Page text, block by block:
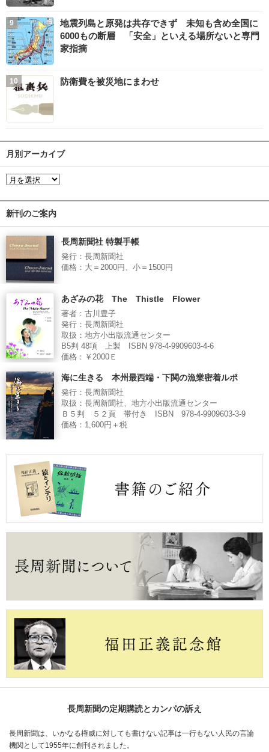
地震列島と原発は共存できず 未知も含め全国に
6000もの断層 「安全」といえる場所ないと専門
家指摘
防衛費を被災地にまわせ
月別アーカイブ
新刊のご案内
長周新聞社 特製手帳
発行：長周新聞社
価格：大＝2000円、小＝1500円
あざみの花 The Thistle Flower
著者：古川豊子
発行：長周新聞社
取扱：地方小出版流通センター
B5判 48項 上製 ISBN 978-4-9909603-4-6
価格：￥2000Ｅ
海に生きる 本州最西端・下関の漁業密着ルポ
発行：長周新聞社
取扱：長周新聞社、地方小出版流通センター
Ｂ５判 ５２頁 帯付き ISBN 978-4-9909603-3-9
価格：1,600円＋税
長周新聞の定期購読とカンパの訴え
長周新聞は、いかなる権威に対しても書けない記事は一行もない人民の言論
機関として1955年に創刊されました。